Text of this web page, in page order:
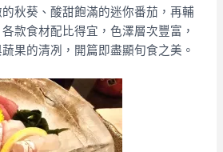
秋葵、酸甜飽滿的迷你番茄，再輔
款食材配比得宜，色澤層次豐富，
果的清冽，開篇即盡顯旬食之美。